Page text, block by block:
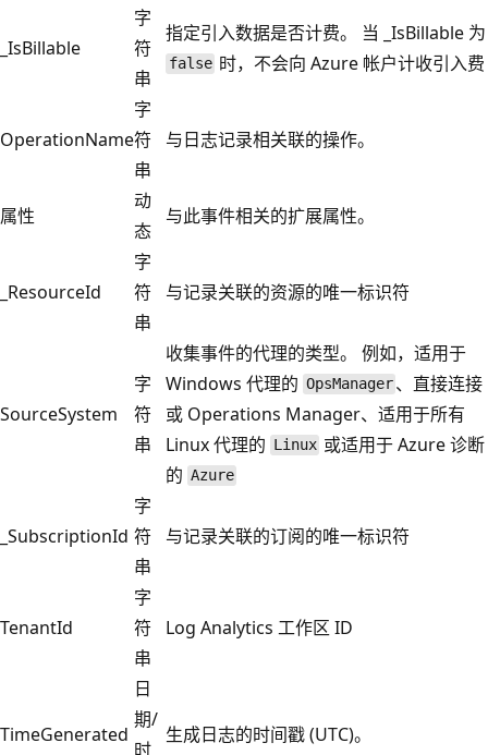
_IsBillable
字
符
串
指定引入数据是否计费。 当 _IsBillable 为
false 时，不会向 Azure 帐户计收引入费
OperationName
字
符
串
与日志记录相关联的操作。
属性
动
态
与此事件相关的扩展属性。
_ResourceId
字
符
串
与记录关联的资源的唯一标识符
SourceSystem
字
符
串
收集事件的代理的类型。 例如，适用于
Windows 代理的 OpsManager 、直接连接
或 Operations Manager、适用于所有
Linux 代理的 Linux 或适用于 Azure 诊断
的 Azure
_SubscriptionId
字
符
串
与记录关联的订阅的唯一标识符
TenantId
字
符
串
Log Analytics 工作区 ID
TimeGenerated
日
期/
时
生成日志的时间戳 (UTC)。